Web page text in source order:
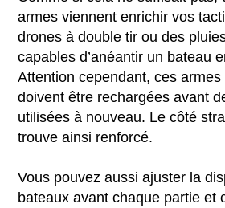
armes viennent enrichir vos
drones à double tir ou des
capables d’anéantir un bateau
Attention cependant, ces
doivent être rechargées avant
utilisées à nouveau. Le côté
trouve ainsi renforcé.
Vous pouvez aussi ajuster la
bateaux avant chaque partie et